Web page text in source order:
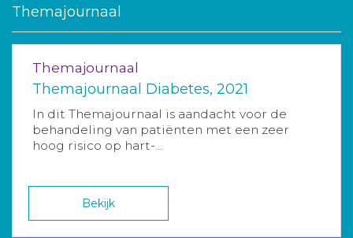
Themajournaal
Themajournaal
Themajournaal Diabetes, 2021
In dit Themajournaal is aandacht voor de
behandeling van patiënten met een zeer
hoog risico op hart-...
Bekijk